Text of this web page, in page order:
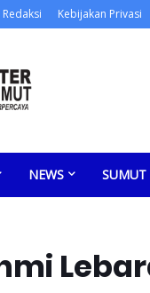
Redaksi Kebijakan Privasi
NEWS SUMUT